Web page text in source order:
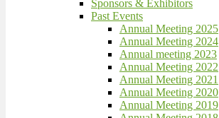
Sponsors & Exhibitors
Past Events
Annual Meeting 2025
Annual Meeting 2024
Annual meeting 2023
Annual Meeting 2022
Annual Meeting 2021
Annual Meeting 2020
Annual Meeting 2019